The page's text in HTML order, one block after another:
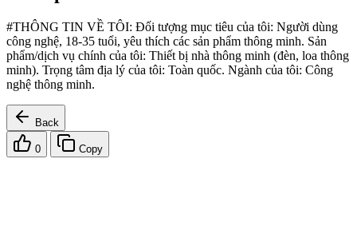
#THÔNG TIN VỀ TÔI: Đối tượng mục tiêu của tôi: Người dùng
công nghệ, 18-35 tuổi, yêu thích các sản phẩm thông minh. Sản
phẩm/dịch vụ chính của tôi: Thiết bị nhà thông minh (đèn, loa thông
minh). Trọng tâm địa lý của tôi: Toàn quốc. Ngành của tôi: Công
nghệ thông minh.
Back
0 Copy